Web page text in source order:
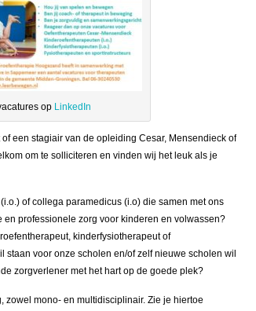
op LinkedIn
een stagiair van de opleiding Cesar, Mensendieck of
om te solliciteren en vinden wij het leuk als je
of collega paramedicus (i.o) die samen met ons
professionele zorg voor kinderen en volwassen?
kinderfysiotherapeut of
staan voor onze scholen en/of zelf nieuwe scholen wil
zorgverlener met het hart op de goede plek?
zowel mono- en multidisciplinair. Zie je hiertoe